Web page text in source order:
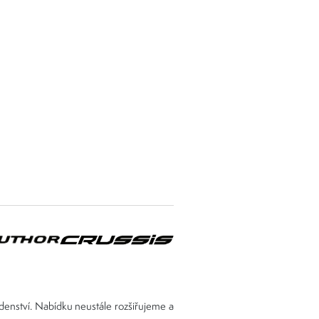
Nabídku neustále rozšiřujeme a